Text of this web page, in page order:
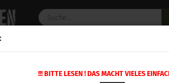
!!! BITTE LESEN ! DAS MACHT VIELES
Startseite » Waffenzubehör »